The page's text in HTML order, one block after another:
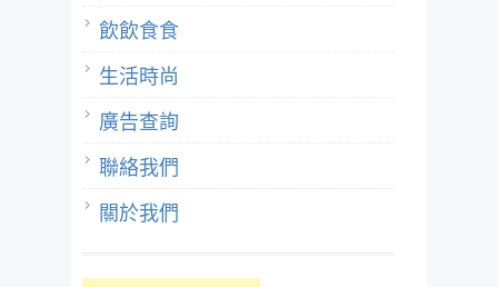
飲飲食食
生活時尚
廣告查詢
聯絡我們
關於我們